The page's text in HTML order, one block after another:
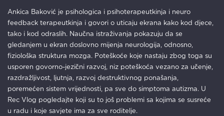
Ankica Baković je psihologica i psihoterapeutkinja i neuro
feedback terapeutkinja i govori o uticaju ekrana kako kod djece,
tako i kod odraslih. Naučna istraživanja pokazuju da se
gledanjem u ekran doslovno mijenja neurologija, odnosno,
fiziološka struktura mozga. Poteškoće koje nastaju zbog toga su
usporen govorno-jezični razvoj, niz poteškoća vezano za učenje,
razdražljivost, ljutnja, razvoj destruktivnog ponašanja,
poremećen sistem vrijednosti, pa sve do simptoma autizma. U
Rec Vlog pogledajte koji su to još problemi sa kojima se susreće
u radu i koje savjete ima za sve roditelje.